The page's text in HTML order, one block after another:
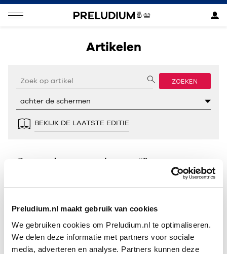
Preludium.nl maakt gebruik van cookies
We gebruiken cookies om Preludium.nl te optimaliseren.
We delen deze informatie met partners voor sociale
media, adverteren en analyse. Partners kunnen deze
Artikelen
ZOEKEN
BEKIJK DE LAATSTE EDITIE
Geen resultaten gevonden voor “”.